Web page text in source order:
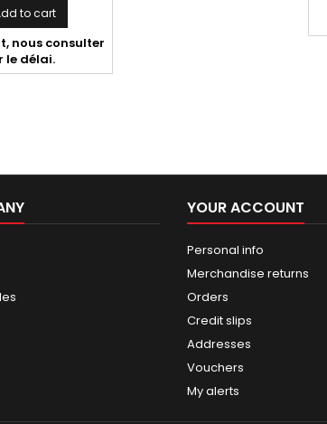
to cart
nous consulter
le délai.
YOUR ACCOUNT
Personal info
Merchandise returns
Orders
Credit slips
Addresses
Vouchers
My alerts